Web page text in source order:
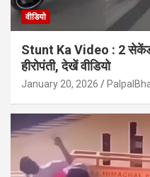
वीडियो
Stunt Ka Video : 2
हीरोपंती, देखें वीडियो
January 20, 2026